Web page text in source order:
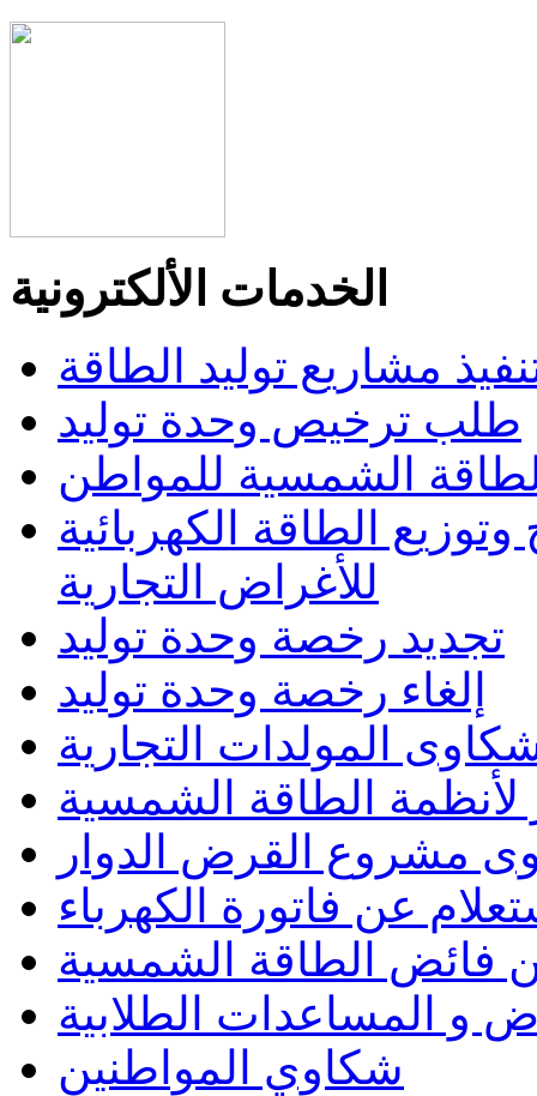
الخدمات الألكترونية
مشاريع توليد الطاقة
طلب ترخيص وحدة توليد
الشمسية للمواطن
الطاقة الكهربائية
للأغراض التجارية
تجديد رخصة وحدة توليد
إلغاء رخصة وحدة توليد
المولدات التجارية
الطاقة الشمسية
مشروع القرض الدوار
عن فاتورة الكهرباء
فائض الطاقة الشمسية
و المساعدات الطلابية
شكاوي المواطنين